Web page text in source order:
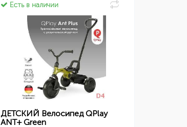
Есть в наличии
ДЕТСКИЙ Велосипед QPlay
ANT+ Green